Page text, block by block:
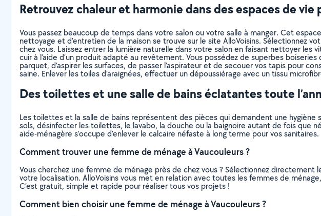
Retrouvez chaleur et harmonie dans des espaces de vie
Vous passez beaucoup de temps dans votre salon ou votre salle à manger. Cet
nettoyage et d’entretien de la maison se trouve sur le site AlloVoisins. Sélectionnez
chez vous. Laissez entrer la lumière naturelle dans votre salon en faisant nettoyer
cuir à l’aide d’un produit adapté au revêtement. Vous possédez de superbes
parquet, d’aspirer les surfaces, de passer l’aspirateur et de secouer vos tapis pour
saine. Enlever les toiles d’araignées, effectuer un dépoussiérage avec un tissu
Des toilettes et une salle de bains éclatantes toute
Les toilettes et la salle de bains représentent des pièces qui demandent une
sols, désinfecter les toilettes, le lavabo, la douche ou la baignoire autant de fois
aide-ménagère s’occupe d’enlever le calcaire néfaste à long terme pour vos sanitaires.
Comment trouver une femme de ménage à Vaucouleurs ?
Vous cherchez une femme de ménage près de chez vous ? Sélectionnez
votre localisation. AlloVoisins vous met en relation avec toutes les femmes de
C’est gratuit, simple et rapide pour réaliser tous vos projets !
Comment bien choisir une femme de ménage à Vaucouleurs ?